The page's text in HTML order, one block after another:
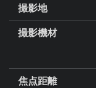
撮影地
撮影機材
焦点距離